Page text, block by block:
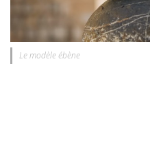
Le modèle ébène